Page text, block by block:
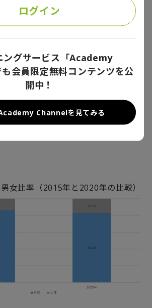
様化は改めて取り組む価値があるテ
トダウンを目的としたオフショア開
はなく、貴重なリソースを調達する
ことになる。海外の賃金水準の向上
題などを鑑みると有利な立場には立
の巨大な人材プールにリーチする価
女比率（2015年と 2020年の比較）
ログイン
ングサービス「Academy
会員限定無料コンテンツを公
開中！
Channelを見てみる